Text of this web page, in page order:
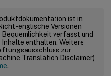
ist in
englische Versionen
verfasst und
enthalten. Weitere
zur
Translation Disclaimer)
.